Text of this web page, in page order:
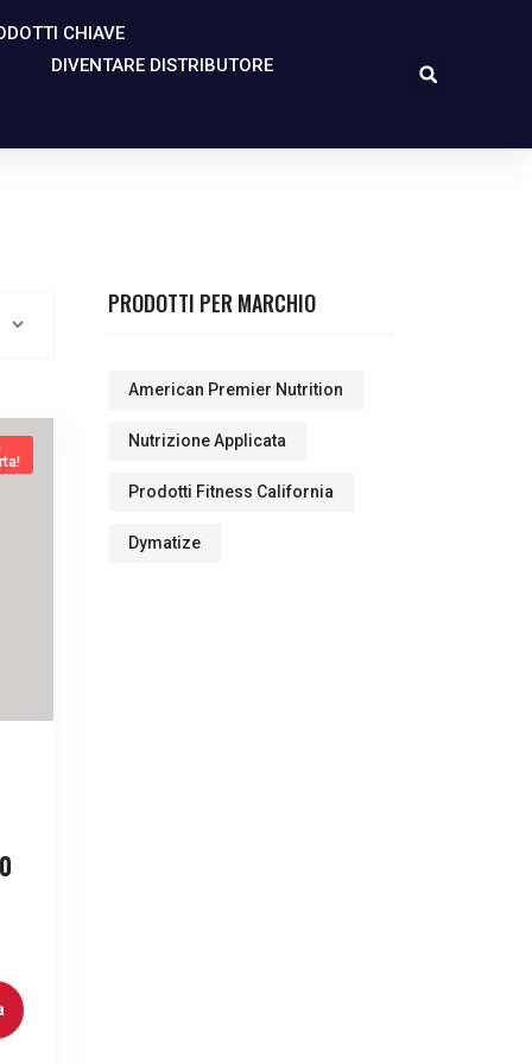
CHIAVE
DIVENTARE DISTRIBUTORE
PRODOTTI PER MARCHIO
American Premier Nutrition
Nutrizione Applicata
Prodotti Fitness California
Dymatize